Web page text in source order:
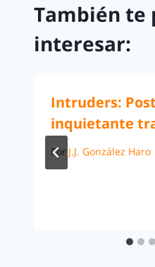
También te
interesar:
Intruders:
inquietante
Por J.J. González Haro